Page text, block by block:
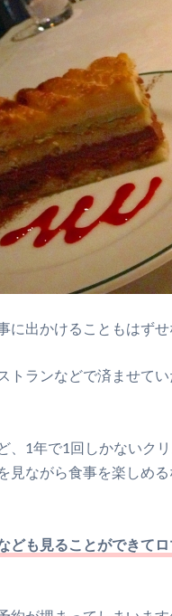
出かけることもはずせ
トランなどで済ませて
1年で1回しかないク
見ながら食事を楽しめ
ども見ることができて